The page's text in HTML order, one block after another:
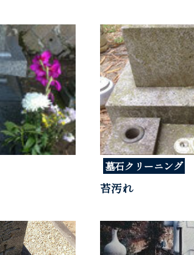
墓石クリーニング
苔汚れ